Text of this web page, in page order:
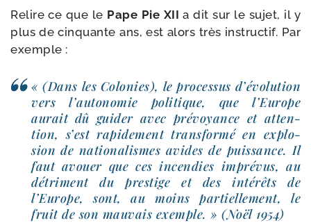
Relire ce que le Pape Pie XII a dit sur le sujet, il y
plus de cin­quante ans, est alors très ins­truc­tif. Par
exemple :
« (Dans les Colonies), le pro­ces­sus d’é­vo­lu­tion
vers l’au­to­no­mie poli­tique, que l’Europe
aurait dû gui­der avec pré­voyance et atten­
tion, s’est rapi­de­ment trans­for­mé en explo­
sion de natio­na­lismes avides de puis­sance. Il
faut avouer que ces incen­dies impré­vus, au
détri­ment du pres­tige et des inté­rêts de
l’Europe, sont, au moins par­tiel­le­ment, le
fruit de son mau­vais exemple. » (Noël 1954)